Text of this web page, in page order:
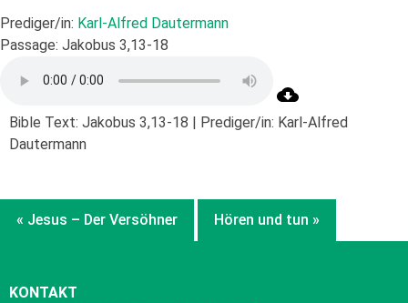
Prediger/in: Karl-Alfred Dautermann
Passage: Jakobus 3,13-18
Bible Text: Jakobus 3,13-18 | Prediger/in: Karl-Alfred
Dautermann
« Jesus – Der Versöhner Hören und tun »
KONTAKT